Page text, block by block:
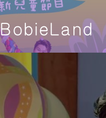
BobieLand